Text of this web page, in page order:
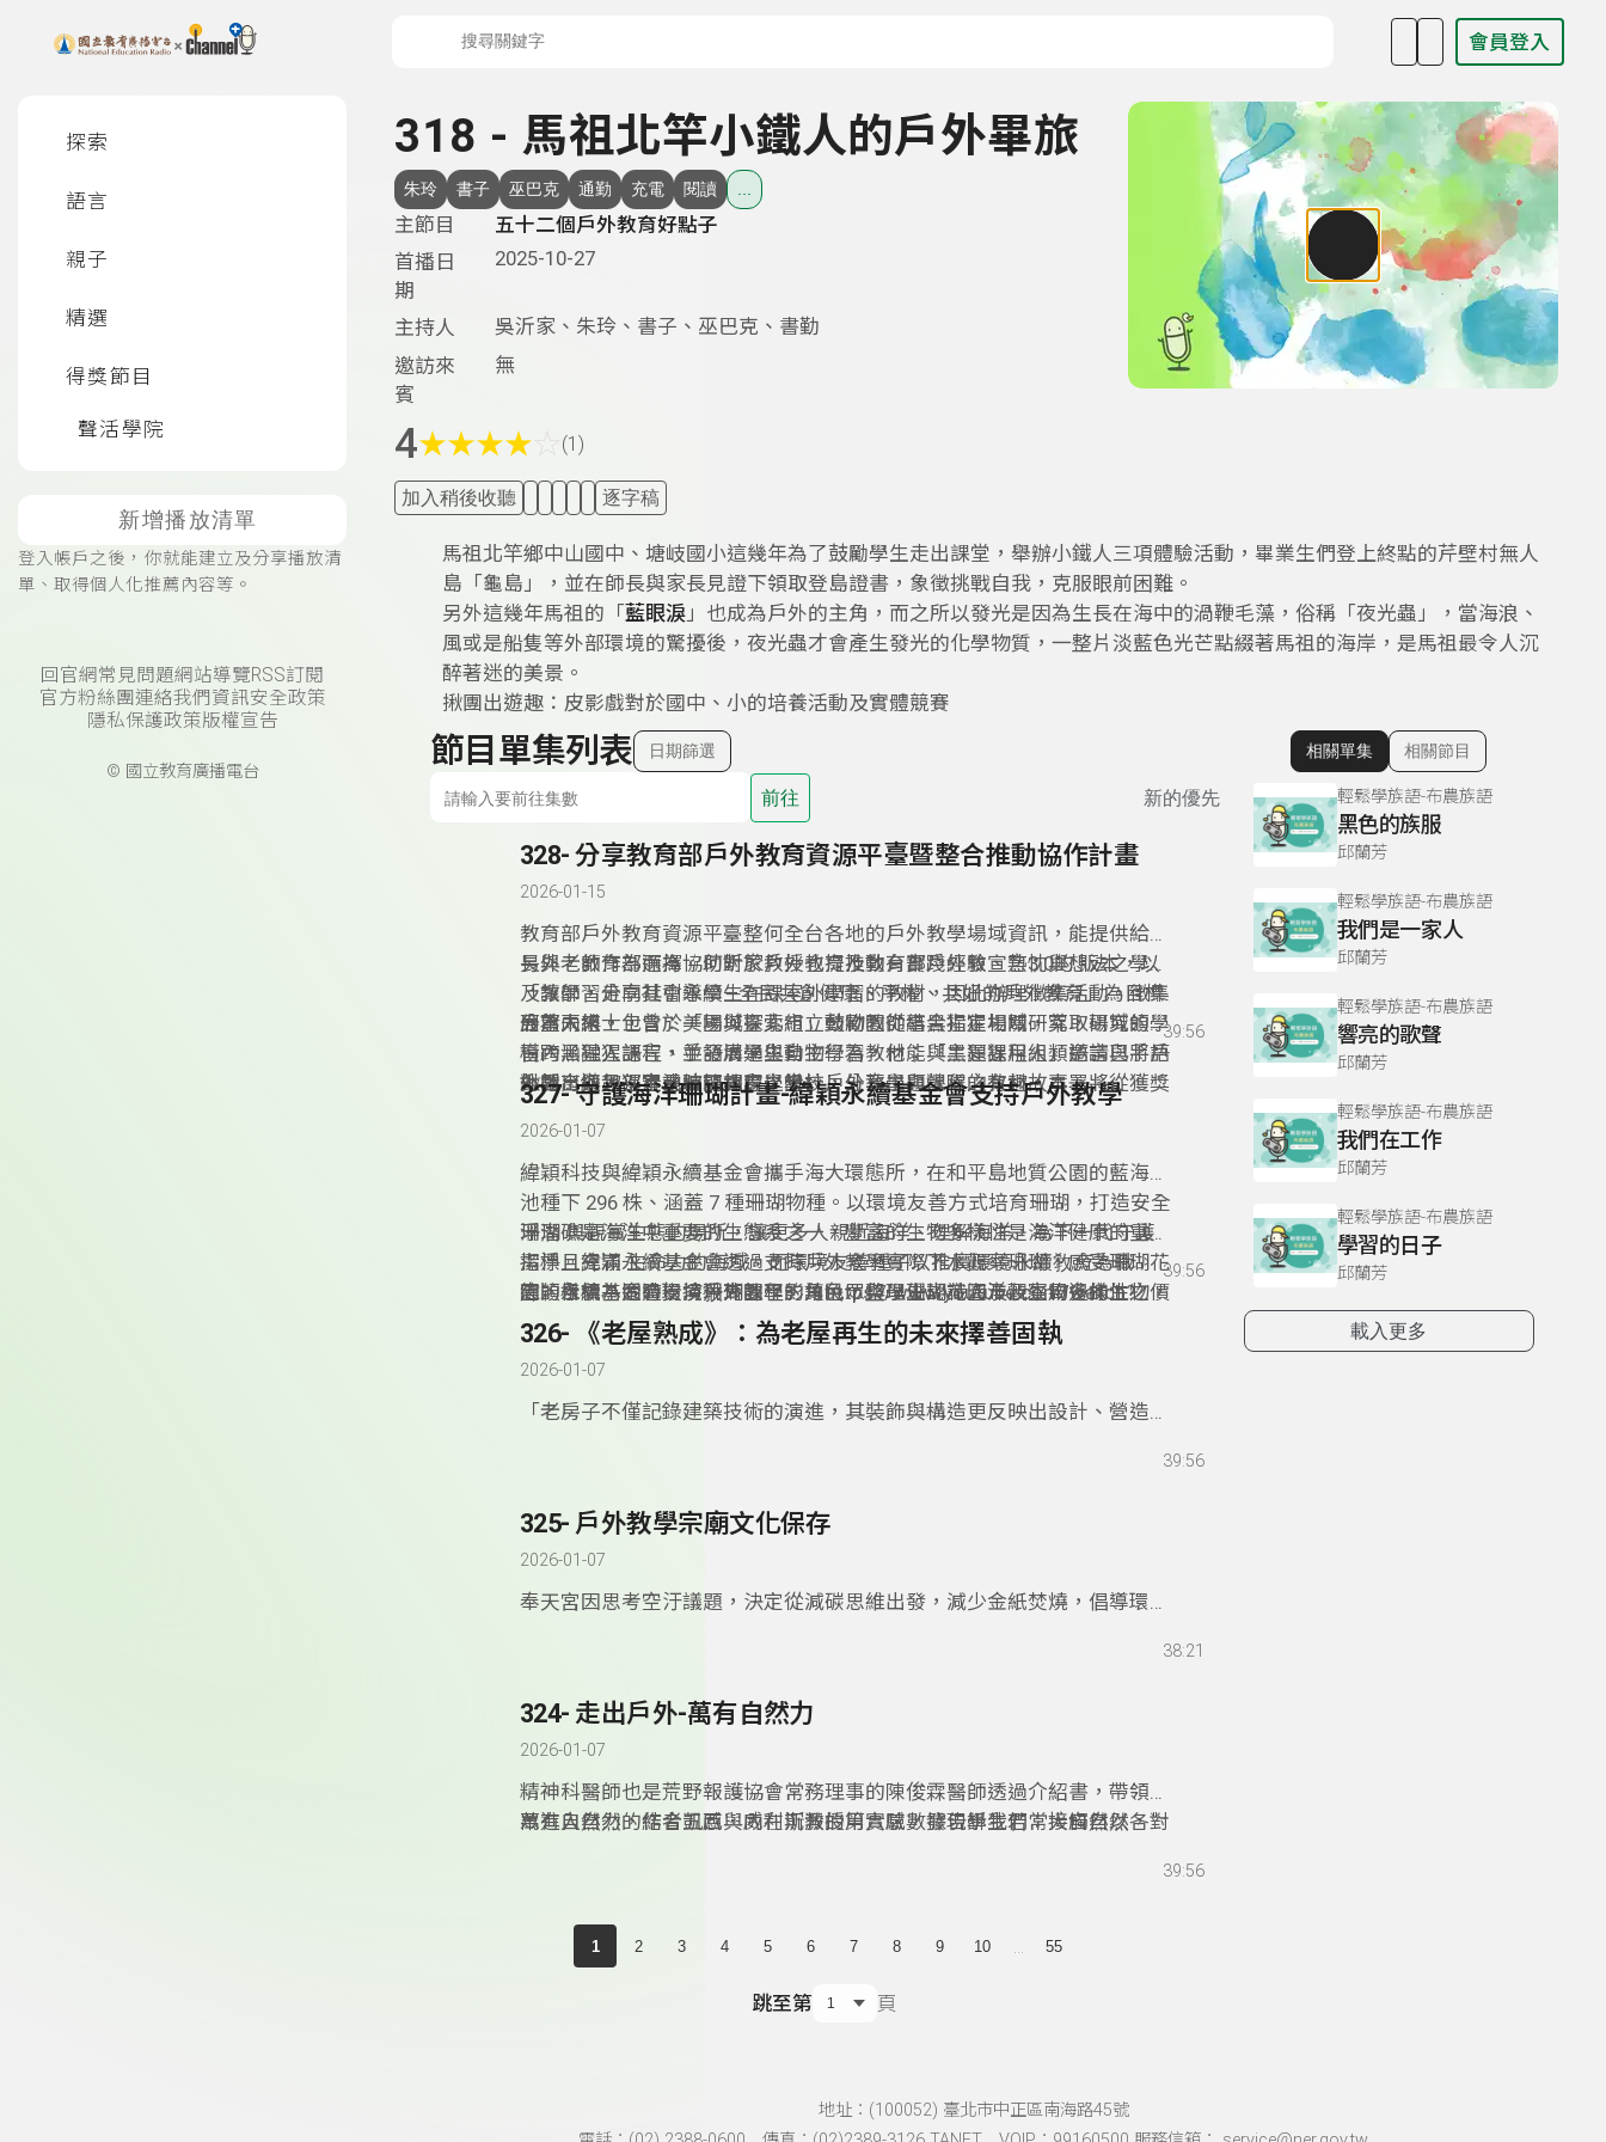
上方功能區塊 會員登入
探索
語言
親子
精選
得獎節目
聲活學院
新增播放清單
登入帳戶之後，你就能建立及分享播放清
單、取得個人化推薦內容等。
回官網常見問題網站導覽RSS訂閱
官方粉絲團連絡我們 資訊安全政策
隱私保護政策版權宣告
© 國立教育廣播電台
318 - 馬祖北竿小鐵人的戶外畢旅
朱玲 書子 巫巴克 通勤 充電 閱讀
主節目
五十二個戶外教育好點子
首播日
期
2025-10-27
主持人
吳沂家、朱玲、書子、巫巴克、書勤
邀訪來
賓
無
4★★★★ (1)
加入稍後收聽 逐字稿
馬祖北竿鄉中山國中、塘岐國小這幾年為了鼓勵學生走出課堂，舉辦小鐵人三項體驗活動，畢業生們登上終點的芹壁村無人
島「龜島」，並在師長與家長見證下領取登島證書，象徵挑戰自我，克服眼前困難。
另外這幾年馬祖的「藍眼淚」也成為戶外的主角，而之所以發光是因為生長在海中的渦鞭毛藻，俗稱「夜光蟲」，當海浪、
風或是船隻等外部環境的驚擾後，夜光蟲才會產生發光的化學物質，一整片淡藍色光芒點綴著馬祖的海岸，是馬祖最令人沉
醉著迷的美景。
揪團出遊趣：皮影戲對於國中、小的培養活動及實體競賽
節目單集列表 日期篩選
前往 新的優先
328- 分享教育部戶外教育資源平臺暨整合推動協作計畫
2026-01-15
教育部戶外教育資源平臺整何全台各地的戶外教學場域資訊，能提供給家
長與老師作為選擇。何昕家教授也提及教育部戶外教宣言3.0的 版本，以
「讓學習走向社會永續—全民共創健康、平權、共好的戶外教育」為目標
展望未來。
另外，教育部而為協助對於戶外教育推動有實踐經驗、熱忱與想法之學校
及教師，分享其引導學生在課室外學習的教材，因此辦理徵集活動。徵集
分為兩組，包含：「場域探索組」鼓勵教師結合指定場域，萃取場域的學
習內涵融入課程，並發展學生自主學習教材；「主題課程組」邀請已將戶
外教育納入部定或校訂課程之學校，分享主題課程之教材。本署將從獲獎
作品中，「擇優」協助彙編出版，增進戶外教育之推動效益。
而蕭人博士士曾於美國與臺北市立動物園從事黑猩猩相關研究，研究領域
橫跨黑猩猩語言、手語溝通與動物行為，他能與黑猩猩用人類語言與手語
對話，與黑猩猩長時間相處，設計戶外教學與營隊的有趣故事。
揪團出遊趣：春池玻璃教育學堂
39:56
327- 守護海洋珊瑚計畫-緯穎永續基金會支持戶外教學
2026-01-07
­緯穎科技與緯穎永續基金會攜手海大環態所，在和平島地質公園的藍海水
池種下 296 株、涵蓋 7 種珊瑚物種。以環境友善方式培育珊瑚，打造安全
浮潛 與觀賞生態的場所，讓更多人親近海洋、理解海洋，為下一代守護
潔淨且充滿 生命力的海域。而環境友善種子以推廣環境永續敎育為職
志，目標為透過環境敎育課程，讓⺠眾與學生認識海洋及生物多樣性之價
値，並引發他們對自身與環境之間關係的深刻反思。因此特別與基金會共
創研發帶學生下海實際看到珊瑚的課程。
珊瑚礁是海洋中重要的生態系之一，豐富的生物多樣性是海洋健康的重要
指標。緯穎永續基金會透過支持戶外教學實際下水觀察珊瑚，感受珊瑚花
園的樣貌，同時扮演珊瑚園丁的角色，整理珊瑚花園及觀察周邊的生物，
記錄生態數據，培養觀察與保育技能。探索白化現象成因及對生態威脅的
過程中，反思自己的生活方式對海洋的影響，學習如何守護這片珊瑚花
園，並付出行動守護海洋。
緯穎永續基金會支持戶外教學影片https://www.youtube.com/watch?
v=zeRtyYwAcMA
39:56
326- 《老屋熟成》：為老屋再生的未來擇善固執
2026-01-07
­「老房子不僅記錄建築技術的演進，其裝飾與構造更反映出設計、營造與
與人的關係，並透過一場場的訪談與解說活動，帶領親子與學生更認識這
塊土地的過去與未來。
39:56
325- 戶外教學宗廟文化保存
2026-01-07
­奉天宮因思考空汙議題，決定從減碳思維出發，減少金紙焚燒，倡導環境
境，讓自然資源與生命得以生生不息，永續發展。因此申請環境教育設施38:21
324- 走出戶外-萬有自然力
2026-01-07
精神科醫師也是荒野報護協會常務理事的陳俊霖醫師透過介紹書，帶領聽
眾進入自然，結合五感與內在沉澱的第六感，發現學生若常接觸自然，對
萬有自然力的作者凱西．威利斯教授用實驗數據告訴我們：大自然以各種
安排進生活裡。從視覺、顏色、香氣、聲音、花朵、微生物、土壤等做主
的文字，分享自然如何成為我們身心健康的隱形良藥，也鼓勵我們多多嘗
試，或許只是更換氣味、放置盆栽，甚至換個上班路線，便有機會透過自
39:56
1 2 3 4 5 6 7 8 9 10 55
跳至第 頁
顯示相關單集
相關單集 相關節目
輕鬆學族語-布農族語
黑色的族服
邱蘭芳
輕鬆學族語-布農族語
我們是一家人
邱蘭芳
輕鬆學族語-布農族語
響亮的歌聲
邱蘭芳
輕鬆學族語-布農族語
我們在工作
邱蘭芳
輕鬆學族語-布農族語
學習的日子
邱蘭芳
載入更多
地址：(100052) 臺北市中正區南海路45號